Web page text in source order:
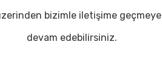
bizimle iletişime geçmeye
devam edebilirsiniz.